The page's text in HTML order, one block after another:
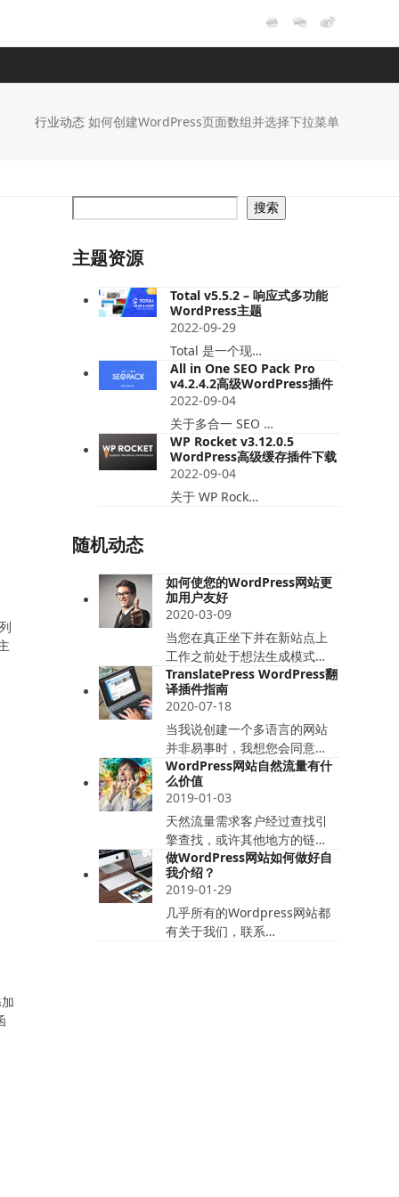
行业动态 如何创建WordPress页面数组并选择下拉菜单
搜索
主题资源
Total v5.5.2 – 响应式多功能
WordPress主题
2022-09-29
Total 是一个现…
All in One SEO Pack Pro
v4.2.4.2高级WordPress插件
2022-09-04
关于多合一 SEO …
WP Rocket v3.12.0.5
WordPress高级缓存插件下载
2022-09-04
关于 WP Rock…
随机动态
如何使您的WordPress网站更
加用户友好
2020-03-09
当您在真正坐下并在新站点上
工作之前处于想法生成模式…
TranslatePress WordPress翻
译插件指南
2020-07-18
当我说创建一个多语言的网站
并非易事时，我想您会同意…
WordPress网站自然流量有什
么价值
2019-01-03
天然流量需求客户经过查找引
擎查找，或许其他地方的链…
做WordPress网站如何做好自
我介绍？
2019-01-29
几乎所有的Wordpress网站都
有关于我们，联系…